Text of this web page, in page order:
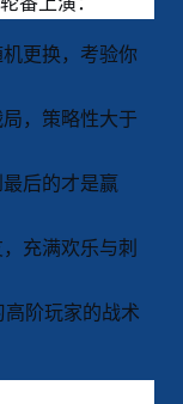
更换，考验你
，策略性大于
后的才是赢
充满欢乐与刺
阶玩家的战术